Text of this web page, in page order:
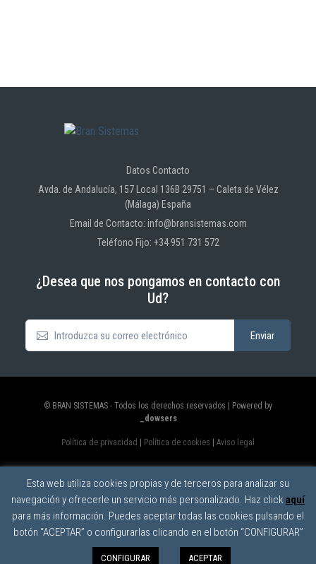
Datos Contacto
Avda. de Andalucía, 157 Local 136B 29751 – Caleta de Vélez
(Málaga) España
Email de Contacto: info@bransistemas.com
Teléfono Fijo: +34 951 731 572
¿Desea que nos pongamos en contacto con
Ud?
© BRAN SISTEMAS - Todos los derechos reservados | Powered by
_dowsers
Política de privacidad | Política de cookies | Aviso legal
Esta web utiliza cookies propias y de terceros para analizar su
navegación y ofrecerle un servicio más personalizado. Haz click aquí
para más información. Puedes aceptar todas las cookies pulsando el
botón “ACEPTAR” o configurarlas clicando en el botón “CONFIGURAR”
CONFIGURAR ACEPTAR